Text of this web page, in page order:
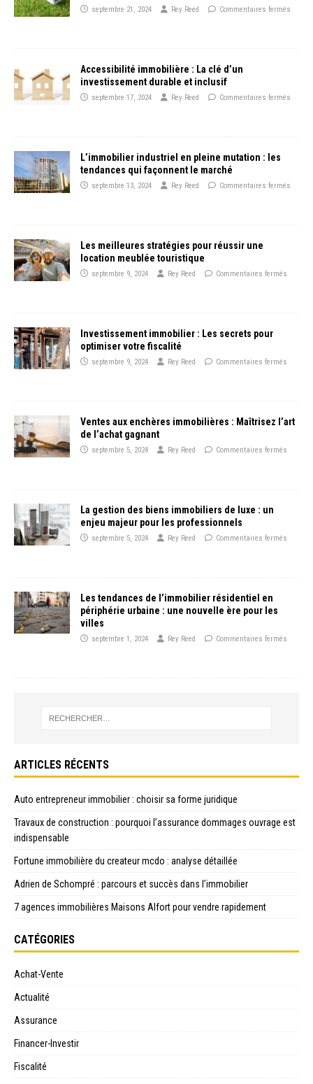
septembre 21, 2024 Rey Reed Commentaires fermés
Accessibilité immobilière : La clé d’un
investissement durable et inclusif
septembre 17, 2024 Rey Reed Commentaires fermés
L’immobilier industriel en pleine mutation : les
tendances qui façonnent le marché
septembre 13, 2024 Rey Reed Commentaires fermés
Les meilleures stratégies pour réussir une
location meublée touristique
septembre 9, 2024 Rey Reed Commentaires fermés
Investissement immobilier : Les secrets pour
optimiser votre fiscalité
septembre 9, 2024 Rey Reed Commentaires fermés
Ventes aux enchères immobilières : Maîtrisez l’art
de l’achat gagnant
septembre 5, 2024 Rey Reed Commentaires fermés
La gestion des biens immobiliers de luxe : un
enjeu majeur pour les professionnels
septembre 5, 2024 Rey Reed Commentaires fermés
Les tendances de l’immobilier résidentiel en
périphérie urbaine : une nouvelle ère pour les
villes
septembre 1, 2024 Rey Reed Commentaires fermés
ARTICLES RÉCENTS
Auto entrepreneur immobilier : choisir sa forme juridique
Travaux de construction : pourquoi l’assurance dommages ouvrage est
indispensable
Fortune immobilière du createur mcdo : analyse détaillée
Adrien de Schompré : parcours et succès dans l’immobilier
7 agences immobilières Maisons Alfort pour vendre rapidement
CATÉGORIES
Achat-Vente
Actualité
Assurance
Financer-Investir
Fiscalité